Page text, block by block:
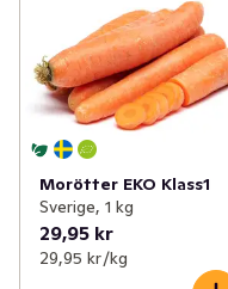
Morötter EKO Klass1
Sverige, 1 kg
29,95 kr
29,95 kr /kg